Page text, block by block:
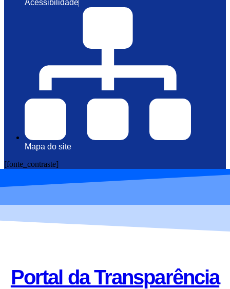
Acessibilidade
Mapa do site
[fonte_contraste]
Portal da Transparência